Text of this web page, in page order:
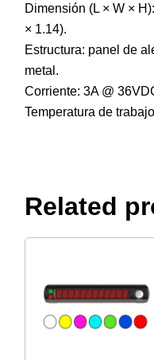
Dimensión (L × W ×
× 1.14).
Estructura: panel de
metal.
Corriente: 3A @
Temperatura de
Related